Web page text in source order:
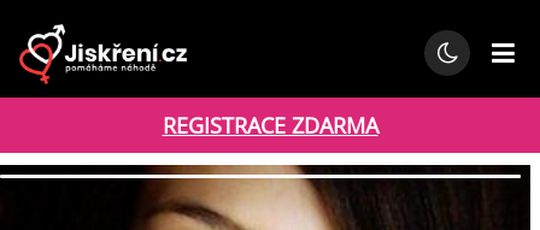
REGISTRACE ZDARMA